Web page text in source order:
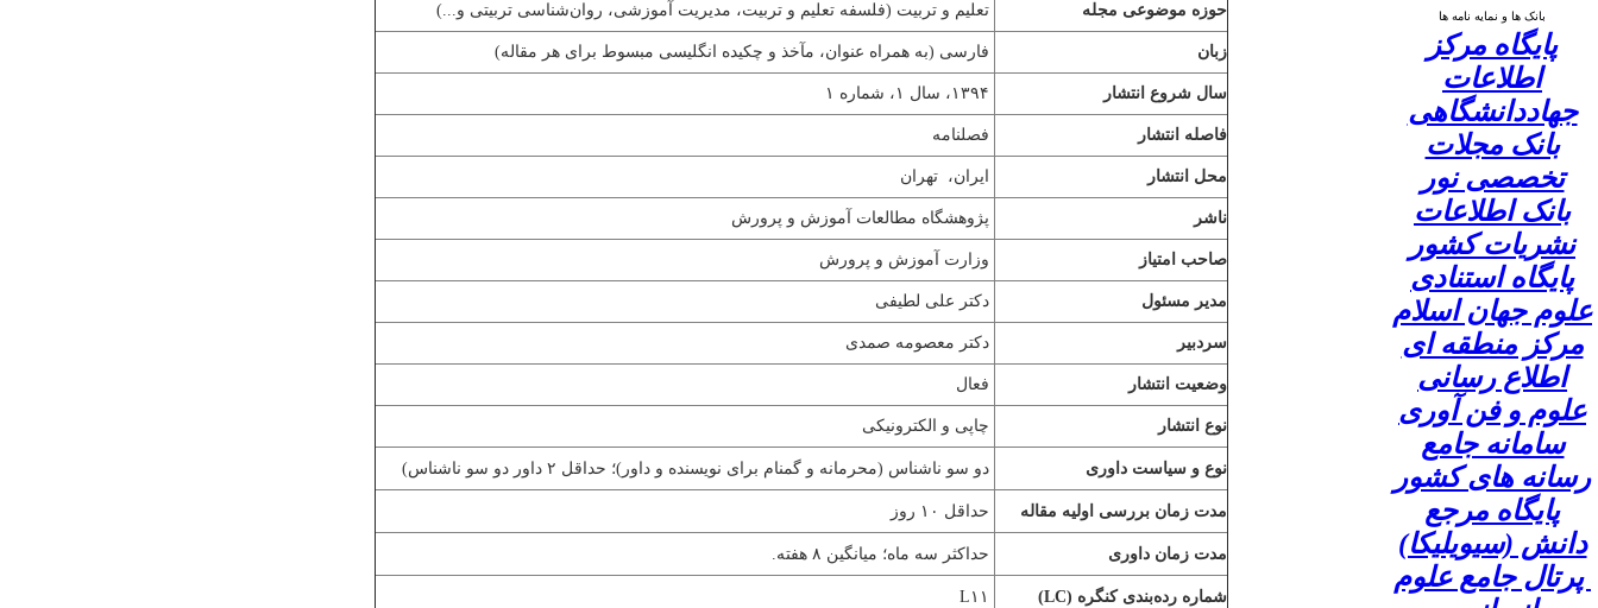
بانک ها و نمایه نامه ها
پایگاه مرکز
اطلاعات
جهاددانشگاهی
بانک مجلات
تخصصی نور
بانک اطلاعات
نشریات کشور
پایگاه استنادی
علوم جهان اسلام
مرکز منطقه ای
اطلاع رسانی
علوم و فن آوری
سامانه جامع
رسانه های کشور
پایگاه مرجع
دانش (سیویلیکا)
پرتال جامع علوم
حوزه موضوعی مجله تعلیم و تربیت (فلسفه تعلیم و تربیت، مدیریت آموزشی، روان‌شناسی تربیتی و...)
زبان فارسی (به همراه عنوان، مآخذ و چکیده انگلیسی مبسوط برای هر مقاله)
سال شروع انتشار
فاصله انتشار فصلنامه
محل انتشار ایران، تهران
ناشر پژوهشگاه مطالعات آموزش و پرورش
صاحب امتیاز وزارت آموزش و پرورش
مدیر مسئول دکتر علی لطیفی
سردبیر دکتر معصومه صمدی
وضعیت انتشار فعال
نوع انتشار چاپی و الکترونیکی
نوع و سیاست داوری دو سو ناشناس (محرمانه و گمنام برای نویسنده و داور)؛ حداقل ۲ داور دو سو ناشناس)
مدت زمان بررسی اولیه مقاله حداقل ۱۰ روز
مدت زمان داوری حداکثر سه ماه؛ میانگین ۸ هفته.
شماره رده‌بندی کنگره (LC
) L۱۱